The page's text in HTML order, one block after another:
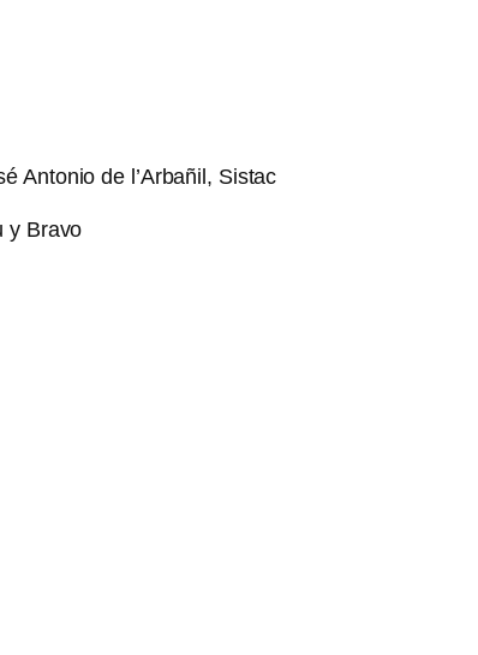
Antonio de l’Arbañil, Sistac
y Bravo